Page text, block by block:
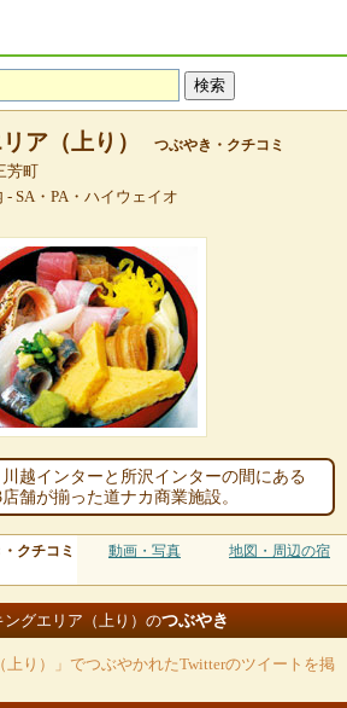
ア（上り） つぶやき・クチコミ
芳町
- SA・PA・ハイウェイオ
越インターと所沢インターの間にある
舗が揃った道ナカ商業施設。
クチコミ 動画・写真 地図・周辺の宿
ングエリア（上り）のつぶやき
上り）」でつぶやかれたTwitterのツイートを掲